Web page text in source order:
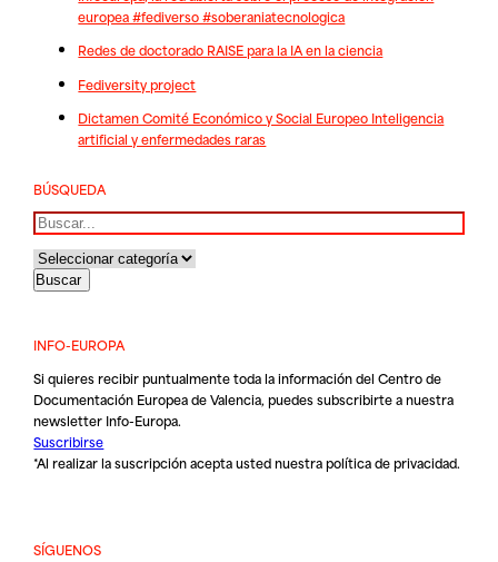
europea #fediverso #soberaniatecnologica
Redes de doctorado RAISE para la IA en la ciencia
Fediversity project
Dictamen Comité Económico y Social Europeo Inteligencia
artificial y enfermedades raras
BÚSQUEDA
Buscar
INFO-EUROPA
Si quieres recibir puntualmente toda la información del Centro de
Documentación Europea de Valencia, puedes subscribirte a nuestra
newsletter Info-Europa.
Suscribirse
*Al realizar la suscripción acepta usted nuestrapolítica de privacidad.
SÍGUENOS